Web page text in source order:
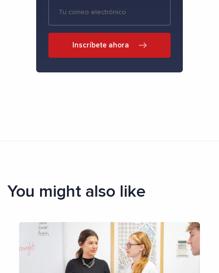
Inscríbete ahora
You might also like